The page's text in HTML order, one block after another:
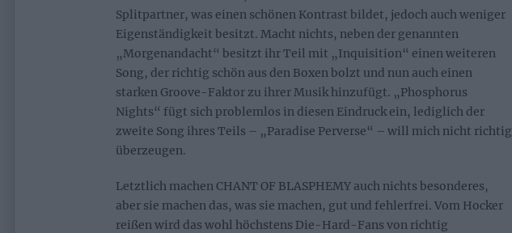
Splitpartner, was einen schönen Kontrast bildet, jedoch auch weniger
Eigenständigkeit besitzt. Macht nichts, neben der genannten
„Morgenandacht“ besitzt ihr Teil mit „Inquisition“ einen weiteren
Song, der richtig schön aus den Boxen bolzt und nun auch einen
starken Groove-Faktor zu ihrer Musik hinzufügt. „Phosphorus
Nights“ fügt sich problemlos in diesen Eindruck ein, lediglich der
zweite Song ihres Teils – „Paradise Perverse“ – will mich nicht richtig
überzeugen.
Letztlich machen CHANT OF BLASPHEMY auch nichts besonderes,
aber sie machen das, was sie machen, gut und fehlerfrei. Vom Hocker
reißen wird das wohl höchstens Die-Hard-Fans von richtig